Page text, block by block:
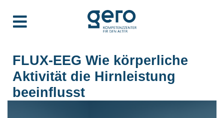
FLUX-EEG Wie körperliche
Aktivität die Hirnleistung
beeinflusst